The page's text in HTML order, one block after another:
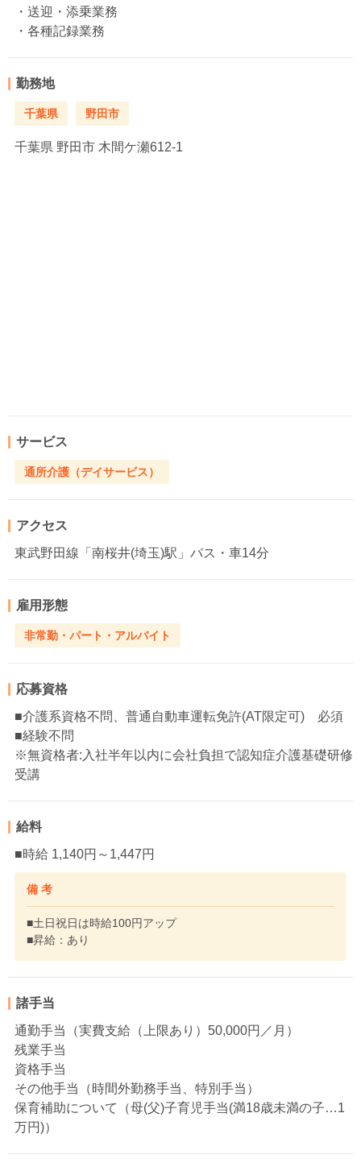
・送迎・添乗業務
・各種記録業務
勤務地
千葉県 野田市
千葉県 野田市 木間ケ瀬612-1
サービス
通所介護（デイサービス）
アクセス
東武野田線「南桜井(埼玉)駅」バス・車14分
雇用形態
非常勤・パート・アルバイト
応募資格
■介護系資格不問、普通自動車運転免許(AT限定可) 必須
■経験不問
※無資格者:入社半年以内に会社負担で認知症介護基礎研修
受講
給料
■時給 1,140円～1,447円
備 考
■土日祝日は時給100円アップ
■昇給：あり
諸手当
通勤手当（実費支給（上限あり）50,000円／月）
残業手当
資格手当
その他手当（時間外勤務手当、特別手当）
保育補助について（母(父)子育児手当(満18歳未満の子…1
万円)）